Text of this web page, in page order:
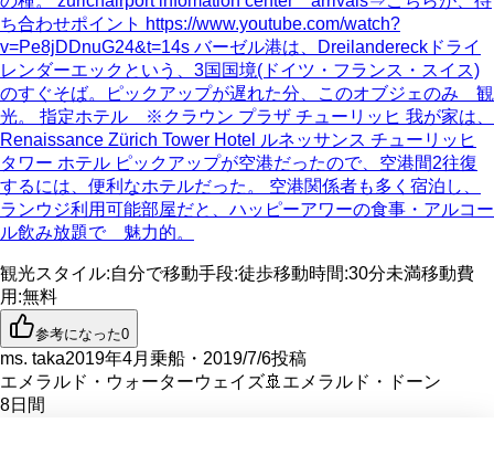
ち合わせポイント https://www.youtube.com/watch?
v=Pe8jDDnuG24&t=14s バーゼル港は、Dreilandereckドライ
レンダーエックという、3国国境(ドイツ・フランス・スイス)
のすぐそば。ピックアップが遅れた分、このオブジェのみ 観
光。 指定ホテル ※クラウン プラザ チューリッヒ 我が家は、
Renaissance Zürich Tower Hotel ルネッサンス チューリッヒ
タワー ホテル ピックアップが空港だったので、空港間2往復
するには、便利なホテルだった。 空港関係者も多く宿泊し、
ランウジ利用可能部屋だと、ハッピーアワーの食事・アルコー
ル飲み放題で 魅力的。
観光スタイル:自分で移動手段:徒歩移動時間:30分未満移動費
用 :無料
参考になった0
ms. taka2019年4月乗船・2019/7/6投稿
エメラルド・ウォーターウェイズ🚢 エメラルド・ドーン
8日間